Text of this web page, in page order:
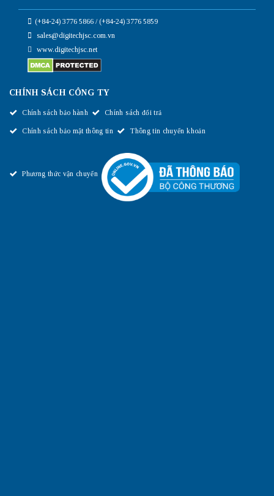
(+84-24) 3776 5866 / (+84-24) 3776 5859
sales@digitechjsc.com.vn
www.digitechjsc.net
CHÍNH SÁCH CÔNG TY
Chính sách bảo hành Chính sách đổi trả
Chính sách bảo mật thông tin Thông tin chuyển khoản
Phương thức vận chuyển